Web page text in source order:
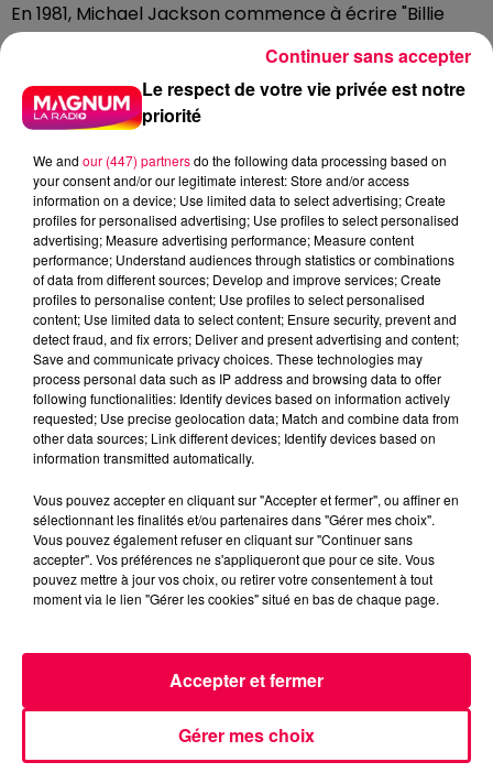
En 1981, Michael Jackson commence à écrire "Billie
Jean" pour son album "Thriller". L'inspiration ? Une fan
complètement déséquilibrée qui le harcèle pendant
des mois, prétend qu'il est le père de son enfant, et lui
envoie même un pistolet par la poste avec des
puissent être ensemble au paradis ! La femme finira
internée en institution psychiatrique. Michael
transforme cette expérience traumatisante en
chanson.
Michael est tellement obsédé par la composition qu'il
manque de mourir dans un incendie ! Un jour, alors qu'il
roule en Rolls-Royce sur l'autoroute, il repasse la
chanson encore et encore dans sa tête. Un
motocycliste s'approche et crie que la voiture est en
feu ! Tout le fond de la Rolls-Royce est en flammes !
Le motocycliste leur sauve la vie. Michael réalisera
plus tard que s'il n'avait pas été aussi absorbé par
"Billie Jean", il l'aurait remarqué plus tôt. La voiture
aurait vraiment pu exploser !
Mais voilà le conflit créatif : ni Michael ni son
producteur légendaire Quincy Jones ne sont satisfaits
créer ce qui deviendra LA signature de la chanson :
cette ligne de basse hypnotique. Puis il ajoute une
introduction de 30 secondes. Quincy déteste ! Il dit à
Michael : "Il faut couper cette intro, elle n'est pas
Le respect de votre vie privée est notre
priorité
We and our (447) partnersdo the following data processing based on
your consent and/or our legitimate interest: Store and/or access
information on a device; Use limited data to select advertising; Create
profiles for personalised advertising; Use profiles to select personalised
advertising; Measure advertising performance; Measure content
performance; Understand audiences through statistics or combinations
of data from different sources; Develop and improve services; Create
profiles to personalise content; Use profiles to select personalised
content; Use limited data to select content; Ensure security, prevent and
detect fraud, and fix errors; Deliver and present advertising and content;
Save and communicate privacy choices. These technologies may
process personal data such as IP address and browsing data to offer
following functionalities: Identify devices based on information actively
requested; Use precise geolocation data; Match and combine data from
other data sources; Link different devices; Identify devices based on
information transmitted automatically.
Vous pouvez accepter en cliquant sur "Accepter et fermer", ou affiner en
sélectionnant les finalités et/ou partenaires dans "Gérer mes choix".
Vous pouvez également refuser en cliquant sur "Continuer sans
accepter". Vos préférences ne s'appliqueront que pour ce site. Vous
pouvez mettre à jour vos choix, ou retirer votre consentement à tout
moment via le lien "Gérer les cookies" situé en bas de chaque page.
Gérer mes choix
Accepter et fermer
Continuer sans accepter